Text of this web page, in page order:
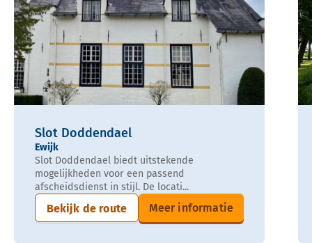
Slot Doddendael
Ewijk
Slot Doddendael biedt uitstekende
mogelijkheden voor een passend
afscheidsdienst in stijl. De locati...
Bekijk de route Meer informatie